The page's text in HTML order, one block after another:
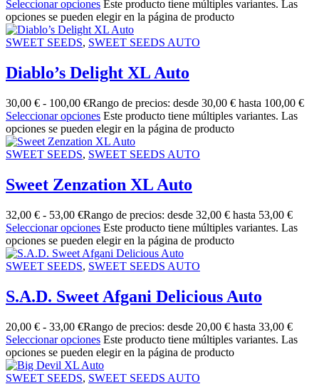
Seleccionar opciones Este producto tiene múltiples variantes. Las
opciones se pueden elegir en la página de producto
SWEET SEEDS, SWEET SEEDS AUTO
Diablo’s Delight XL Auto
30,00 € - 100,00 €Rango de precios: desde 30,00 € hasta 100,00 €
Seleccionar opciones Este producto tiene múltiples variantes. Las
opciones se pueden elegir en la página de producto
SWEET SEEDS, SWEET SEEDS AUTO
Sweet Zenzation XL Auto
32,00 € - 53,00 €Rango de precios: desde 32,00 € hasta 53,00 €
Seleccionar opciones Este producto tiene múltiples variantes. Las
opciones se pueden elegir en la página de producto
SWEET SEEDS, SWEET SEEDS AUTO
S.A.D. Sweet Afgani Delicious Auto
20,00 € - 33,00 €Rango de precios: desde 20,00 € hasta 33,00 €
Seleccionar opciones Este producto tiene múltiples variantes. Las
opciones se pueden elegir en la página de producto
SWEET SEEDS, SWEET SEEDS AUTO